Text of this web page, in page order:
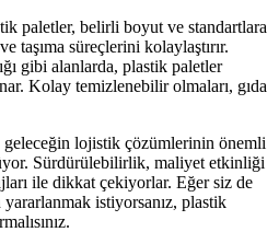
paletler, belirli boyut ve standartlara
taşıma süreçlerini kolaylaştırır.
gibi alanlarda, plastik paletler
Kolay temizlenebilir olmaları, gıda
lojistik çözümlerinin önemli
Sürdürülebilirlik, maliyet etkinliği
ile dikkat çekiyorlar. Eğer siz de
istiyorsanız, plastik